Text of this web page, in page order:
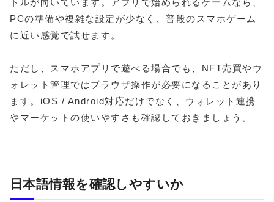
トルが向いています。アプリで始められるゲームなら、
PCの準備や複雑な設定が少なく、普段のスマホゲーム
に近い感覚で試せます。
ただし、スマホアプリで遊べる場合でも、NFT売買やウ
ォレット管理ではブラウザ操作が必要になることがあり
ます。iOS / Android対応だけでなく、ウォレット連携
やマーケットの使いやすさも確認しておきましょう。
日本語情報を確認しやすいか